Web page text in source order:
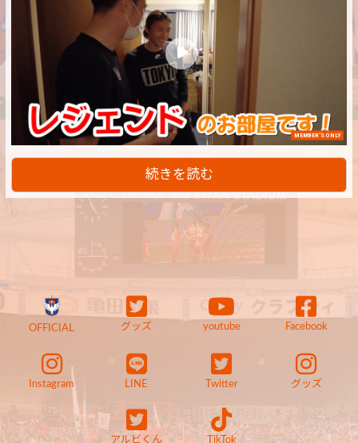
MEMBER'S ONLY
続きを読む
OFFICIAL グッズ youtube Facebook
Instagram LINE Twitter グッズ
アルビくん TikTok